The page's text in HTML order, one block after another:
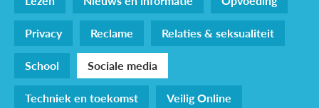
Privacy
Reclame
Relaties & seksualiteit
School
Sociale media
Techniek en toekomst
Veilig Online